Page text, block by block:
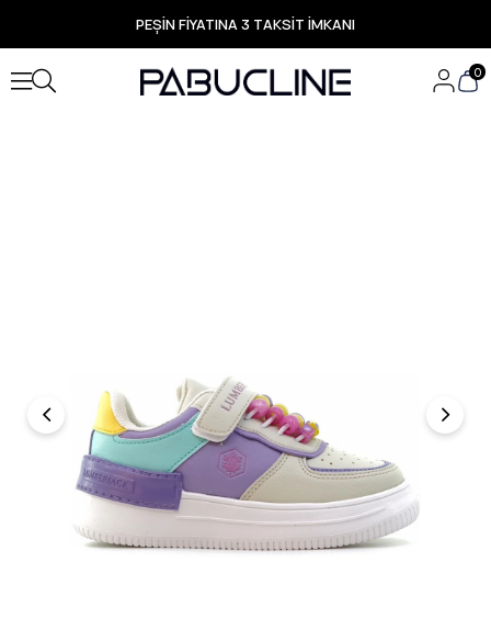
PEŞİN FİYATINA 3 TAKSİT İMKANI
TÜM ÜRÜNLERDE ÜCRETSİZ KARGO
Yeni Sezon Ürünlerde Özel Fırsatlar
Seçili Ürünlerde Hızlı Teslimat
0